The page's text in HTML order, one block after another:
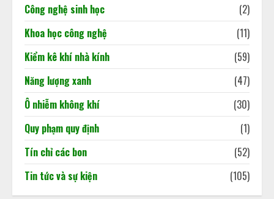
4
Báo cáo cập nhật tình hình kinh tế
Việt Nam
Công nghệ sinh học
(2)
Khoa học công nghệ
(11)
Kiểm kê khí nhà kính
(59)
Năng lượng xanh
(47)
Ô nhiễm không khí
(30)
Quy phạm quy định
(1)
Tín chỉ các bon
(52)
Tin tức và sự kiện
(105)